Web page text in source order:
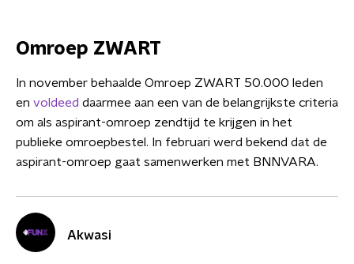
Omroep ZWART
In november behaalde Omroep ZWART 50.000 leden
en voldeed daarmee aan een van de belangrijkste criteria
om als aspirant-omroep zendtijd te krijgen in het
publieke omroepbestel. In februari werd bekend dat de
aspirant-omroep gaat samenwerken met BNNVARA.
Akwasi